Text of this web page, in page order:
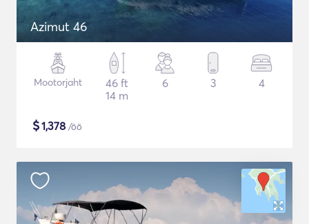
Azimut 46
Mootorjaht
46 ft
14 m
6 3 4
$1,378 /öö